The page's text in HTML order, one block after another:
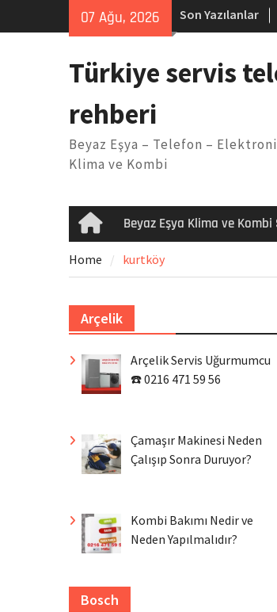
07 Ağu, 2026 Son Yazılanlar
Türkiye servis
rehberi
Beyaz Eşya – Telefon –
Klima ve Kombi
HomeBeyaz Eşya Klima ve
Home kurtköy
Arçelik
Arçelik Servis Uğurmumcu
☎️ 0216 471 59 56
Çamaşır Makinesi Neden
Çalışıp Sonra Duruyor?
Kombi Bakımı Nedir ve
Neden Yapılmalıdır?
Bosch